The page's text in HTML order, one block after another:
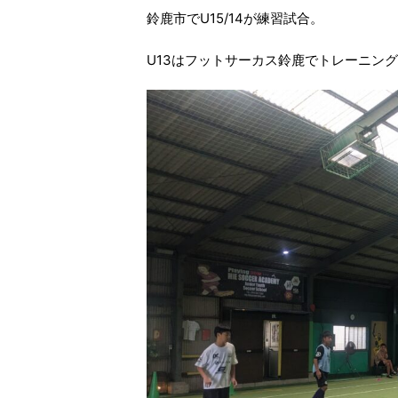
鈴鹿市でU15/14が練習試合。
U13はフットサーカス鈴鹿でトレーニン